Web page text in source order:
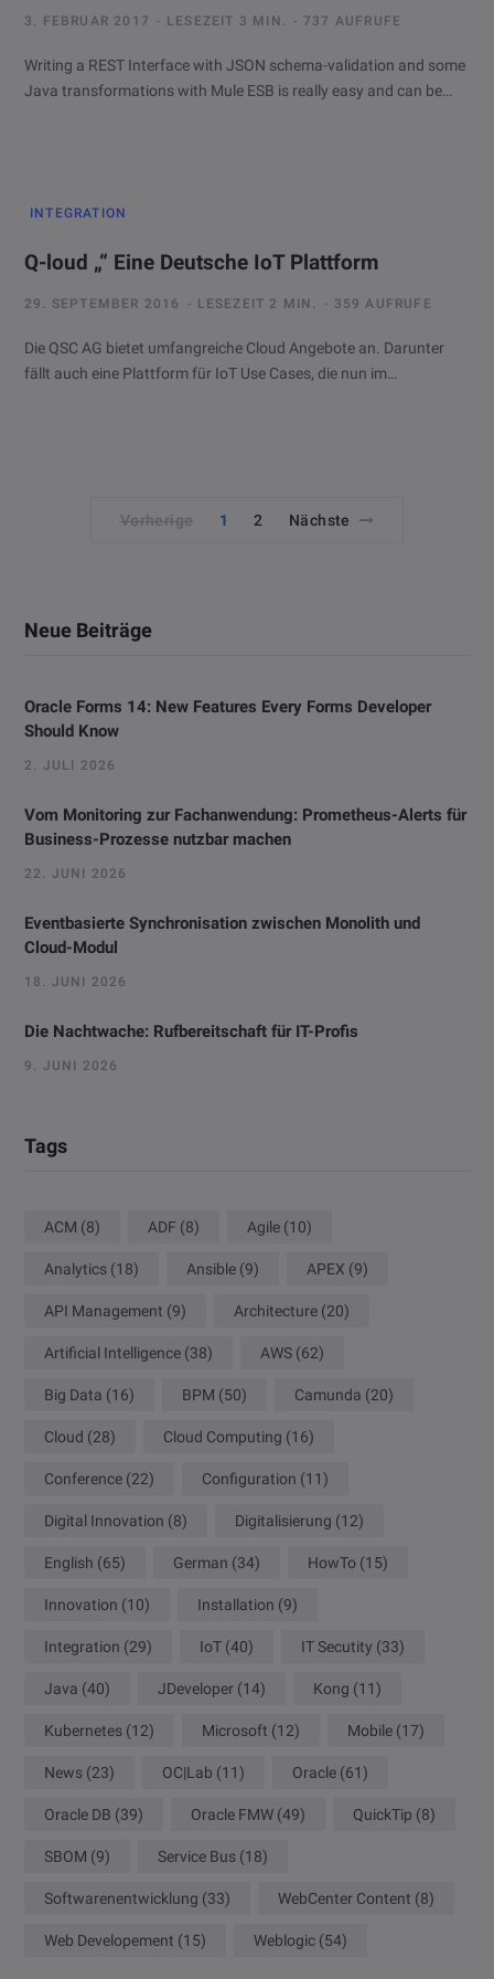
3. FEBRUAR 2017 LESEZEIT 3 MIN. 737 AUFRUFE
Writing a REST Interface with JSON schema-validation and some
Java transformations with Mule ESB is really easy and can be…
INTEGRATION
Q-loud „“ Eine Deutsche IoT Plattform
29. SEPTEMBER 2016 LESEZEIT 2 MIN. 359 AUFRUFE
Die QSC AG bietet umfangreiche Cloud Angebote an. Darunter
fällt auch eine Plattform für IoT Use Cases, die nun im…
Vorherige 1 2 Nächste
Neue Beiträge
Oracle Forms 14: New Features Every Forms Developer
Should Know
2. JULI 2026
Vom Monitoring zur Fachanwendung: Prometheus-Alerts für
Business-Prozesse nutzbar machen
22. JUNI 2026
Eventbasierte Synchronisation zwischen Monolith und
Cloud-Modul
18. JUNI 2026
Die Nachtwache: Rufbereitschaft für IT-Profis
9. JUNI 2026
Tags
ACM (8) ADF (8) Agile (10)
Analytics (18) Ansible (9) APEX (9)
API Management (9) Architecture (20)
Artificial Intelligence (38) AWS (62)
Big Data (16) BPM (50) Camunda (20)
Cloud (28) Cloud Computing (16)
Conference (22) Configuration (11)
Digital Innovation (8) Digitalisierung (12)
English (65) German (34) HowTo (15)
Innovation (10) Installation (9)
Integration (29) IoT (40) IT Secutity (33)
Java (40) JDeveloper (14) Kong (11)
Kubernetes (12) Microsoft (12) Mobile (17)
News (23) OC|Lab (11) Oracle (61)
Oracle DB (39) Oracle FMW (49) QuickTip (8)
SBOM (9) Service Bus (18)
Softwarenentwicklung (33) WebCenter Content (8)
Web Developement (15) Weblogic (54)